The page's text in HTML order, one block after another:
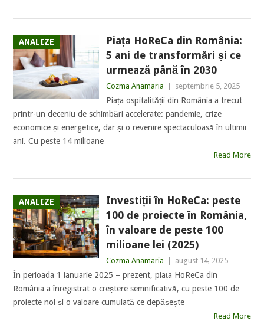
ANALIZE
Piața HoReCa din România:
5 ani de transformări și ce
urmează până în 2030
Cozma Anamaria septembrie 5, 2025
Piața ospitalității din România a trecut
printr-un deceniu de schimbări accelerate: pandemie, crize
economice și energetice, dar și o revenire spectaculoasă în ultimii
ani. Cu peste 14 milioane
Read More
ANALIZE
Investiții în HoReCa: peste
100 de proiecte în România,
în valoare de peste 100
milioane lei (2025)
Cozma Anamaria august 14, 2025
În perioada 1 ianuarie 2025 – prezent, piața HoReCa din
România a înregistrat o creștere semnificativă, cu peste 100 de
proiecte noi și o valoare cumulată ce depășește
Read More